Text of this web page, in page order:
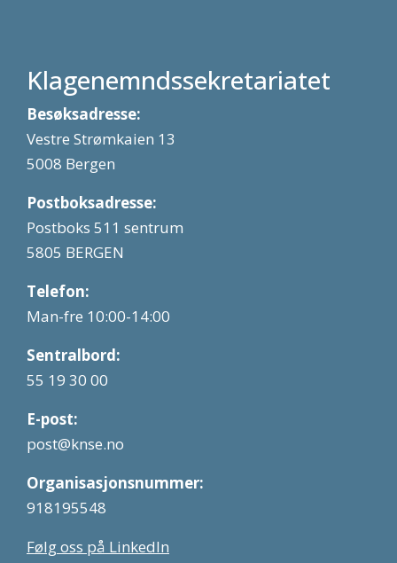
Klagenemndssekretariatet
Besøksadresse:
Vestre Strømkaien 13
5008 Bergen
Postboksadresse:
Postboks 511 sentrum
5805 BERGEN
Telefon:
Man-fre 10:00-14:00
Sentralbord:
55 19 30 00
E-post:
post@knse.no
Organisasjonsnummer:
918195548
Følg oss på LinkedIn